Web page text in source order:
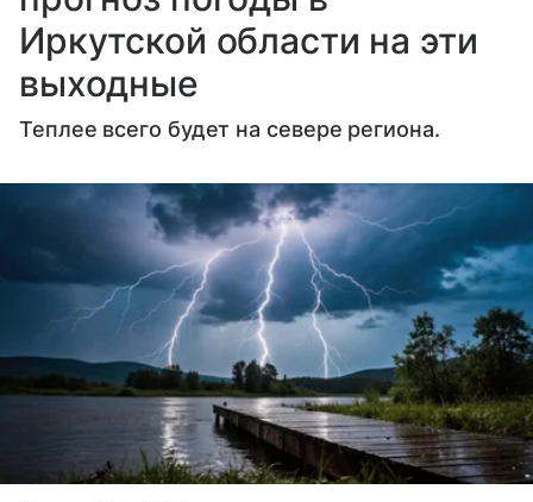
Иркутской области на эти
выходные
Теплее всего будет на севере региона.